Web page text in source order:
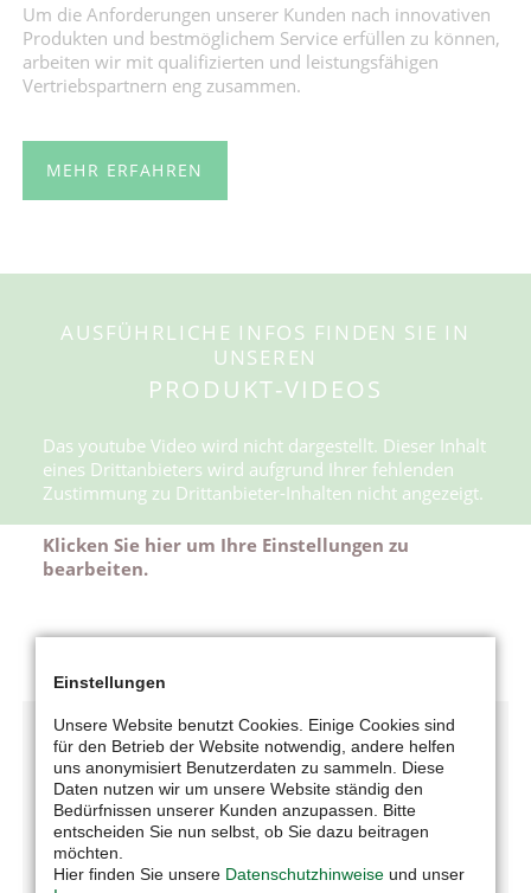
Um die Anforderungen unserer Kunden nach innovativen
Produkten und bestmöglichem Service erfüllen zu können,
arbeiten wir mit qualifizierten und leistungsfähigen
Vertriebspartnern eng zusammen.
MEHR ERFAHREN
AUSFÜHRLICHE INFOS FINDEN SIE IN
UNSEREN
PRODUKT-VIDEOS
Das youtube Video wird nicht dargestellt. Dieser Inhalt
eines Drittanbieters wird aufgrund Ihrer fehlenden
Zustimmung zu Drittanbieter-Inhalten nicht angezeigt.
Klicken Sie hier um Ihre Einstellungen zu
bearbeiten.
Einstellungen
Unsere Website benutzt Cookies. Einige Cookies sind
für den Betrieb der Website notwendig, andere helfen
uns anonymisiert Benutzerdaten zu sammeln. Diese
Daten nutzen wir um unsere Website ständig den
Bedürfnissen unserer Kunden anzupassen. Bitte
entscheiden Sie nun selbst, ob Sie dazu beitragen
möchten.
Hier finden Sie unsere Datenschutzhinweise und unser